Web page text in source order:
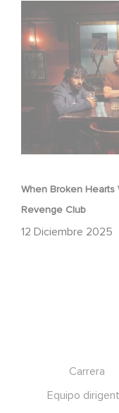
When Broken Hearts
Revenge Club
12 Diciembre 2025
When Broken
Revenge Club
Carrera
Equipo